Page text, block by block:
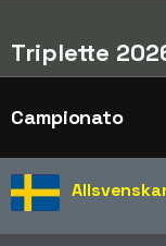
Triplette
Campionato